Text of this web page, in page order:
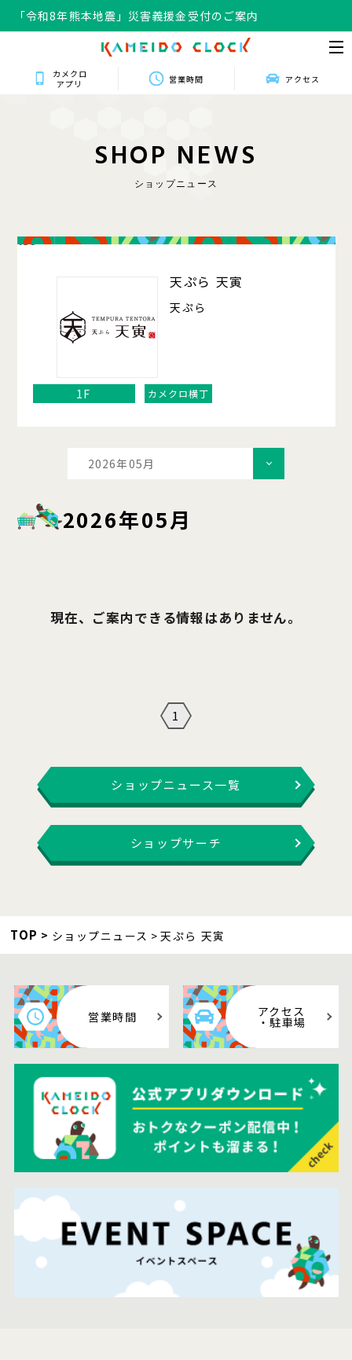
「令和8年熊本地震」災害義援金受付のご案内
カメクロ
アプリ
営業時間 アクセス
SHOP NEWS
ショップニュース
139
天ぷら 天寅
天ぷら
1F カメクロ横丁
2026年05月
2026年05月
現在、ご案内できる情報はありません。
1
ショップニュース一覧
ショップサーチ
TOP ショップニュース 天ぷら 天寅
営業時間 アクセス
・駐車場